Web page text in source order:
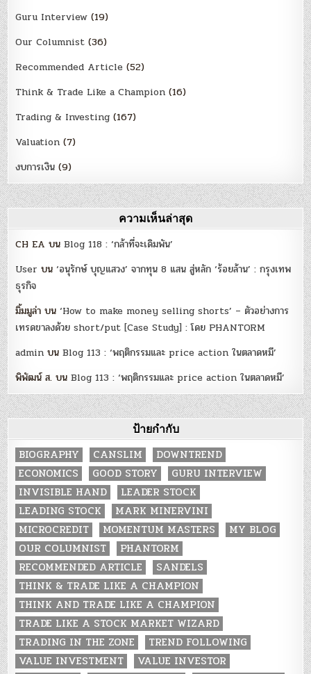
Guru Interview (19)
Our Columnist (36)
Recommended Article (52)
Think & Trade Like a Champion (16)
Trading & Investing (167)
Valuation (7)
งบการเงิน (9)
ความเห็นล่าสุด
CH EA บนBlog 118 : ‘กล้าที่จะเดิมพัน’
User บน‘อนุรักษ์ บุญแสวง’ จากทุน 8 แสน สู่หลัก ‘ร้อยล้าน’ : กรุงเทพ
ธุรกิจ
มิ้มมูล่า บน‘How to make money selling shorts’ – ตัวอย่างการ
เทรดขาลงด้วย short/put [Case Study] : โดย PHANTORM
admin บนBlog 113 : ‘พฤติกรรมและ price action ในตลาดหมี’
พิพัฒน์ ส. บนBlog 113 : ‘พฤติกรรมและ price action ในตลาดหมี’
ป้ายกำกับ
BIOGRAPHY CANSLIM
DOWNTREND
ECONOMICS
GOOD STORY
GURU INTERVIEW
INVISIBLE HAND
LEADER STOCK
LEADING STOCK
MARK MINERVINI
MICROCREDIT
MOMENTUM MASTERS
MY BLOG
OUR COLUMNIST
PHANTORM
RECOMMENDED ARTICLE
SANDELS
THINK & TRADE LIKE A CHAMPION
THINK AND TRADE LIKE A CHAMPION
TRADE LIKE A STOCK MARKET WIZARD
TRADING IN THE ZONE
TREND FOLLOWING
VALUE INVESTMENT
VALUE INVESTOR